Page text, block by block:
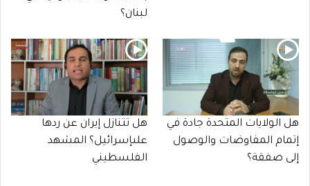
لبنان؟
هل الولايات المتحدة جادة في
إتمام المفاوضات والوصول
إلى صفقة؟
هل تتنازل إيران عن ردها
علىإسرائيل؟ المشهد
الفلسطيني